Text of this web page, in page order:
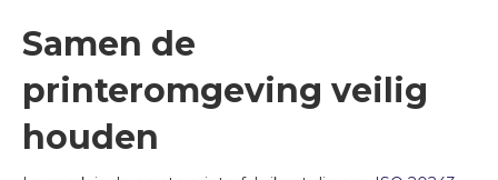
Samen de
printeromgeving veilig
houden